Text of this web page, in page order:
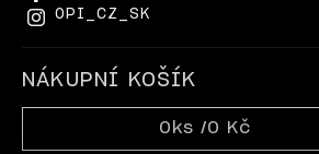
OPI_CZ_SK
NÁKUPNÍ KOŠÍK
0 ks /0 Kč